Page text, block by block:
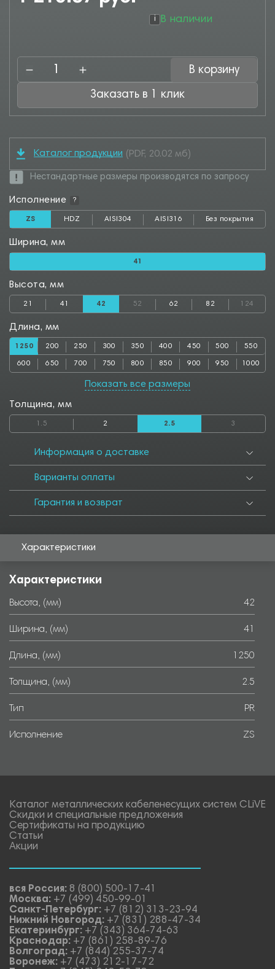
В наличии
i
В корзину
Заказать в 1 клик
Каталог продукции (PDF, 20.02 мб)
Нестандартные размеры производятся по запросу
Исполнение ?
ZS HDZ AISI304 AISI316 Без покрытия
Ширина, мм
41
Высота, мм
21 41 42 52 62 82 124
Длина, мм
1250 200 250 300 350 400 450 500 550
600 650 700 750 800 850 900 950 1000
1150 1200 1300 1350 1400
2000 2050 2500 2550 2800 2850 3000 3050 3500
3550 4000 4050 4500 4550 5000 5050 5500 5550
6000
Показать все размеры
Толщина, мм
1.5 2 2.5 3
Информация о доставке
Варианты оплаты
Гарантия и возврат
Характеристики
Характеристики
Высота, (мм) 42
Ширина, (мм) 41
Длина, (мм) 1250
Толщина, (мм) 2.5
Тип PR
Исполнение ZS
Каталог металлических кабеленесущих систем CLiVE
Скидки и специальные предложения
Сертификаты на продукцию
Статьи
Акции
вся Россия: 8 (800) 500-17-41
Москва: +7 (499) 450-99-01
Санкт-Петербург: +7 (812) 313-23-94
Нижний Новгород: +7 (831) 288-47-34
Екатеринбург: +7 (343) 364-74-63
Краснодар: +7 (861) 258-89-76
Волгоград: +7 (844) 255-37-74
Воронеж: +7 (473) 212-17-72